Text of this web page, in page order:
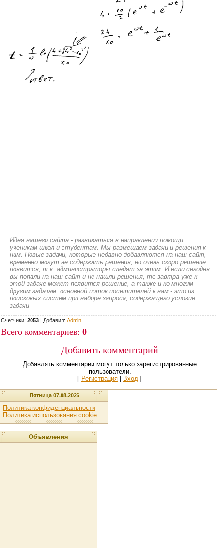
Идея нашего сайта - развиваться в направлении помощи
ученикам школ и студентам. Мы размещаем задачи и решения к
ним. Новые задачи, которые недавно добавляются на наш сайт,
временно могут не содержать решения, но очень скоро решение
появится, т.к. администраторы следят за этим. И если сегодня
вы попали на наш сайт и не нашли решения, то завтра уже к
этой задаче может появится решение, а также и ко многим
другим задачам. основной поток посетителей к нам - это из
поисковых систем при наборе запроса, содержащего условие
задачи
Счетчики: 2053 | Добавил: Admin
Всего комментариев: 0
Добавить комментарий
Добавлять комментарии могут только зарегистрированные
пользователи.
[ Регистрация Вход ]
Пятница 07.08.2026
Политика конфиденциальности
Политика использования cookie
Объявления